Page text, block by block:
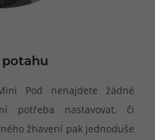
Pod nenajdete žádné
potřeba nastavovat, či
žhavení pak jednoduše